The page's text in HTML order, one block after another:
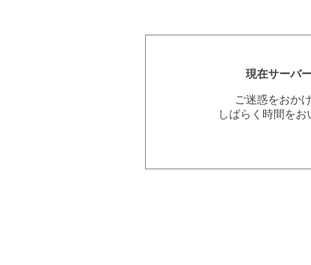
現在サーバ
ご迷惑をおか
しばらく時間を